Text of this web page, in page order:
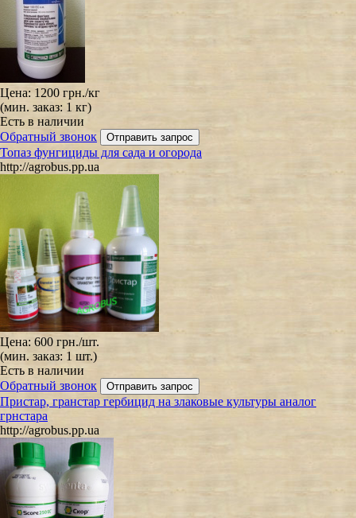
Цена: 1200 грн./кг
(мин. заказ: 1 кг)
Есть в наличии
Обратный звонок
Топаз фунгициды для сада и огорода
http://agrobus.pp.ua
Цена: 600 грн./шт.
(мин. заказ: 1 шт.)
Есть в наличии
Обратный звонок
Пристар, гранстар гербицид на злаковые культуры аналог
грнстара
http://agrobus.pp.ua